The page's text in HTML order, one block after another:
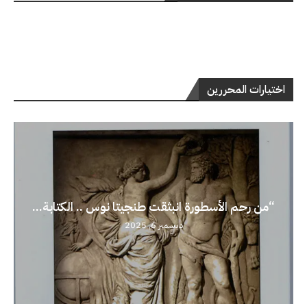
اختيارات المحررين
“من رحم الأسطورة انبثقت طنجيتا نوس .. الكتابة...
ديسمبر 6, 2025